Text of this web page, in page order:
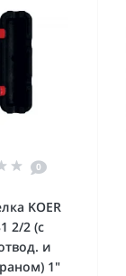
0
KOER
2/2 (с
и
1"